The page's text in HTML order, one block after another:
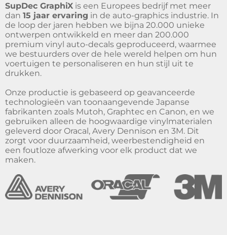
SupDec GraphiX is een Europees bedrijf met meer
dan 15 jaar ervaring in de auto-graphics industrie. In
de loop der jaren hebben we bijna 20.000 unieke
ontwerpen ontwikkeld en meer dan 200.000
premium vinyl auto-decals geproduceerd, waarmee
we bestuurders over de hele wereld helpen om hun
voertuigen te personaliseren en hun stijl uit te
drukken.
Onze productie is gebaseerd op geavanceerde
technologieën van toonaangevende Japanse
fabrikanten zoals Mutoh, Graphtec en Canon, en we
gebruiken alleen de hoogwaardige vinylmaterialen
geleverd door Oracal, Avery Dennison en 3M. Dit
zorgt voor duurzaamheid, weerbestendigheid en
een foutloze afwerking voor elk product dat we
maken.